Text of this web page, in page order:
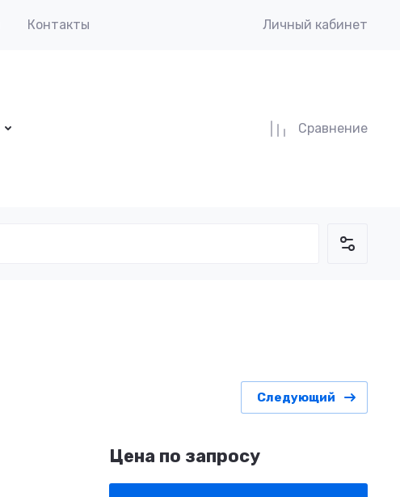
Контакты Личный кабинет
Сравнение
Следующий
Цена по запросу